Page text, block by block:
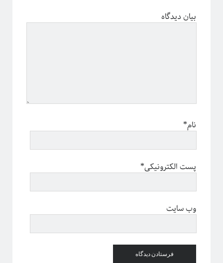
بیان دیدگاه
نام*
پست الکترونیکی*
وب سایت